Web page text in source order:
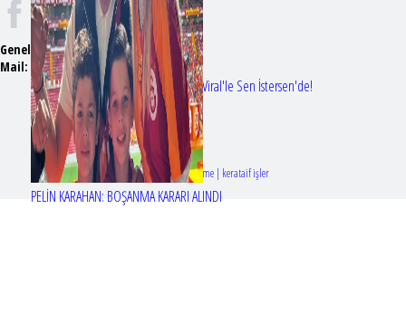
Erol Köse'nin mektupları ilk kez Nur Viral'le Sen İstersen'de!
PELİN KARAHAN: BOŞANMA KARARI ALINDI
Genel Yayın Yönetmeni:Seyhan Erdağ
Mail:
emizmagazin@gmail.com
Tasarım & Geliştirme | kerataif işler